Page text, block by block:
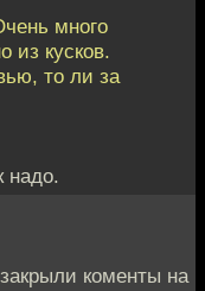
много
из кусков.
то ли за
надо.
коменты на